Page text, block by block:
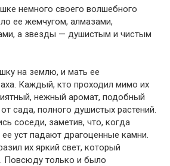
немного своего волшебного
ее жемчугом, алмазами,
а звезды — душистым и чистым
на землю, и мать ее
Каждый, кто проходил мимо их
нежный аромат, подобный
сада, полного душистых растений.
соседи, заметив, что, когда
уст падают драгоценные камни.
их яркий свет, который
Повсюду только и было